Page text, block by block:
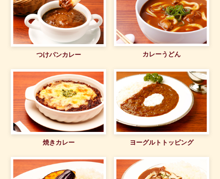
つけパンカレー カレーうどん
焼きカレー ヨーグルトトッピング